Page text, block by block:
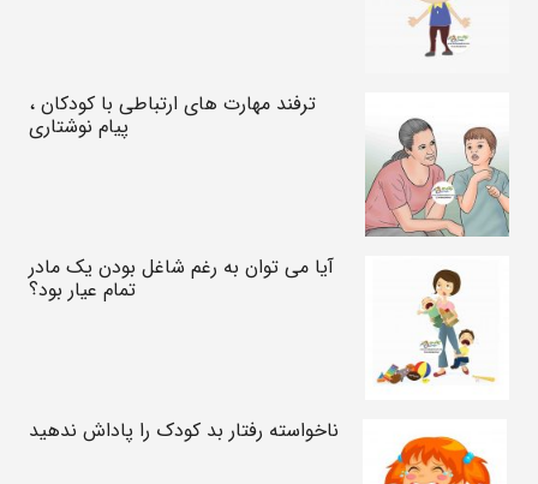
ترفند مهارت های ارتباطی با کودکان ،
پیام نوشتاری
آیا می توان به رغم شاغل بودن یک مادر
تمام عیار بود؟
ناخواسته رفتار بد کودک را پاداش ندهید